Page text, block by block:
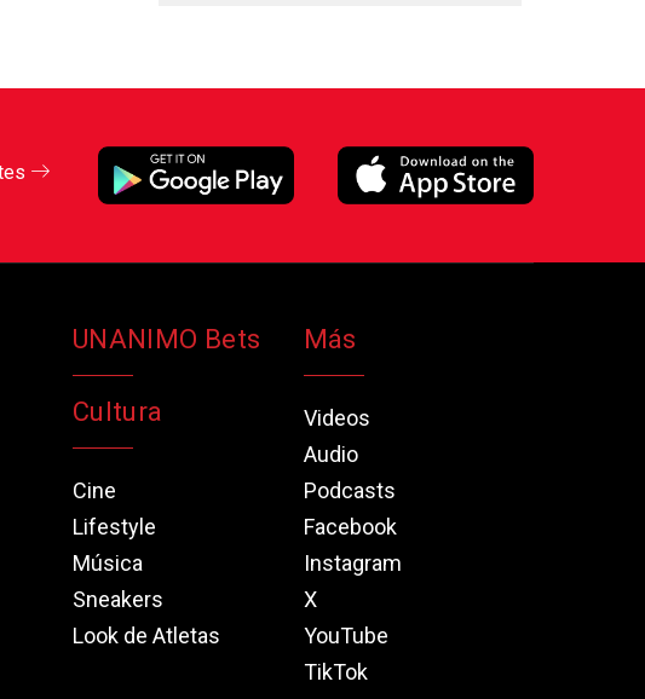
UNANIMO Bets
Cultura
Cine
Lifestyle
Música
Sneakers
Look de Atletas
Más
Videos
Audio
Podcasts
Facebook
Instagram
X
YouTube
TikTok